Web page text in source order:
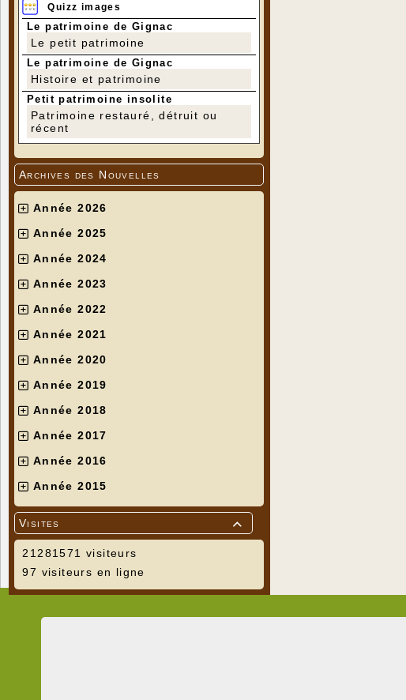
Quizz images
Le patrimoine de Gignac
Le petit patrimoine
Le patrimoine de Gignac
Histoire et patrimoine
Petit patrimoine insolite
Patrimoine restauré, détruit ou
récent
Archives des Nouvelles
Année 2026
Année 2025
Année 2024
Année 2023
Année 2022
Année 2021
Année 2020
Année 2019
Année 2018
Année 2017
Année 2016
Année 2015

Visites
21281571 visiteurs
97 visiteurs en ligne